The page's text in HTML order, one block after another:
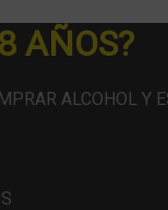
AÑOS?
ALCOHOL Y